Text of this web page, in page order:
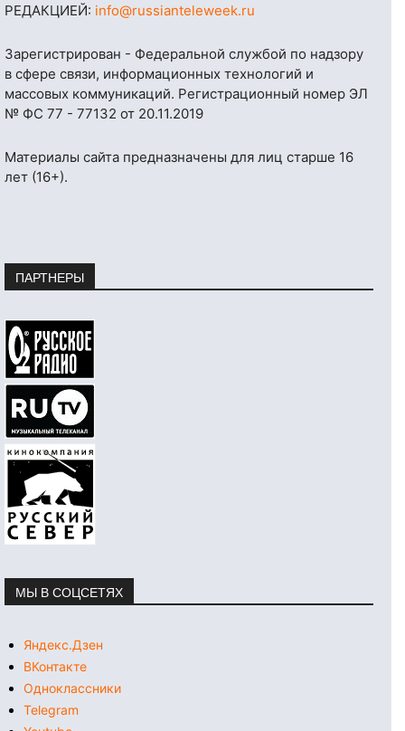
РЕДАКЦИЕЙ: info@russianteleweek.ru
Зарегистрирован - Федеральной службой по надзору
в сфере связи, информационных технологий и
массовых коммуникаций. Регистрационный номер ЭЛ
№ ФС 77 - 77132 от 20.11.2019
Материалы сайта предназначены для лиц старше 16
лет (16+).
ПАРТНЕРЫ
МЫ В СОЦСЕТЯХ
Яндекс.Дзен
ВКонтакте
Одноклассники
Telegram